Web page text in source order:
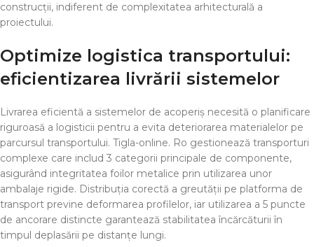
construcții, indiferent de complexitatea arhitecturală a
proiectului.
Optimize logistica transportului:
eficientizarea livrării sistemelor
Livrarea eficientă a sistemelor de acoperiș necesită o planificare
riguroasă a logisticii pentru a evita deteriorarea materialelor pe
parcursul transportului. Tigla-online. Ro gestionează transporturi
complexe care includ 3 categorii principale de componente,
asigurând integritatea foilor metalice prin utilizarea unor
ambalaje rigide. Distribuția corectă a greutății pe platforma de
transport previne deformarea profilelor, iar utilizarea a 5 puncte
de ancorare distincte garantează stabilitatea încărcăturii în
timpul deplasării pe distanțe lungi.